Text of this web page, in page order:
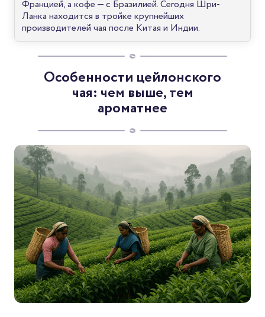
Францией, а кофе — с Бразилией. Сегодня Шри-
Ланка находится в тройке крупнейших
производителей чая после Китая и Индии.
Особенности цейлонского
чая: чем выше, тем
ароматнее